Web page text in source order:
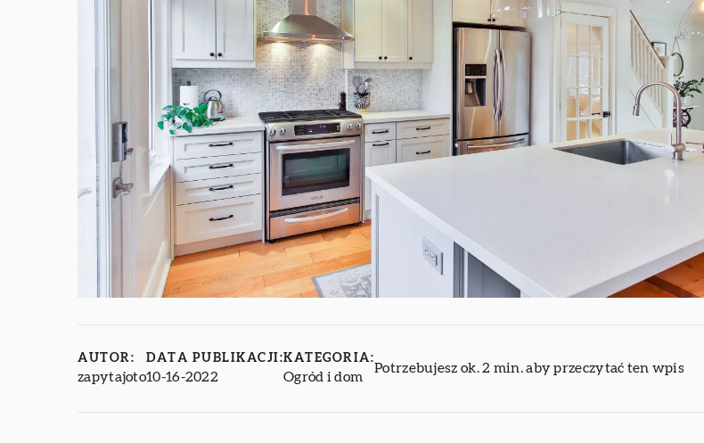
AUTOR:
zapytajoto
DATA PUBLIKACJI:
10-16-2022
KATEGORIA:
Ogród i dom
Potrzebujesz ok. 2 min. aby przeczytać ten wpis